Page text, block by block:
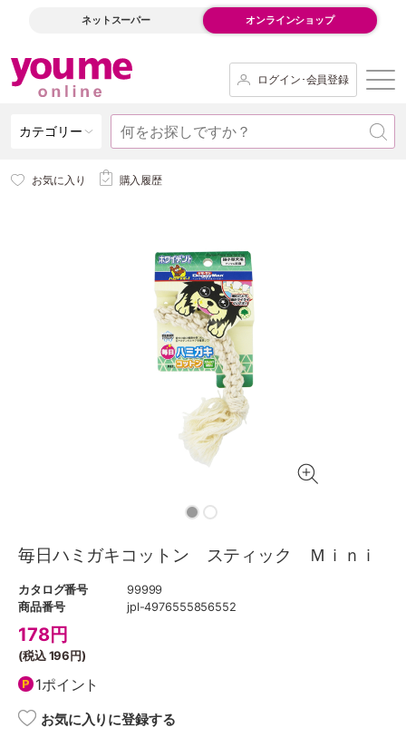
ネットスーパー オンラインショップ
ログイン･会員登録
カテゴリー
お気に入り 購入履歴
毎日ハミガキコットン スティック Ｍｉｎｉ
カタログ番号
99999
商品番号
jpl-4976555856552
178円
(税込196円)
1ポイント
お気に入りに登録する